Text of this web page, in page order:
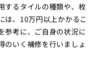
するタイルの種類や、枚
は、10万円以上かかるこ
参考に、ご自身の状況に
のいく補修を行いましょ